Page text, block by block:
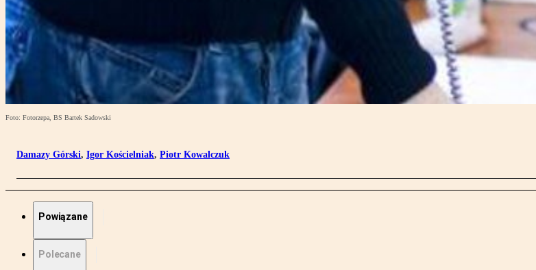
Foto: Fotorzepa, BS Bartek Sadowski
Damazy Górski, Igor Kościelniak, Piotr Kowalczuk
Powiązane
Polecane